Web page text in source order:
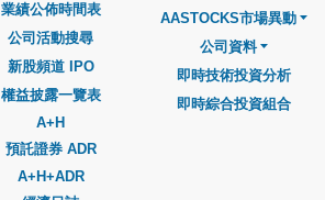
業績公佈時間表
公司活動搜尋
新股頻道 IPO
權益披露一覽表
A+H
預託證券 ADR
A+H+ADR
AASTOCKS市場異動
公司資料
即時技術投資分析
即時綜合投資組合